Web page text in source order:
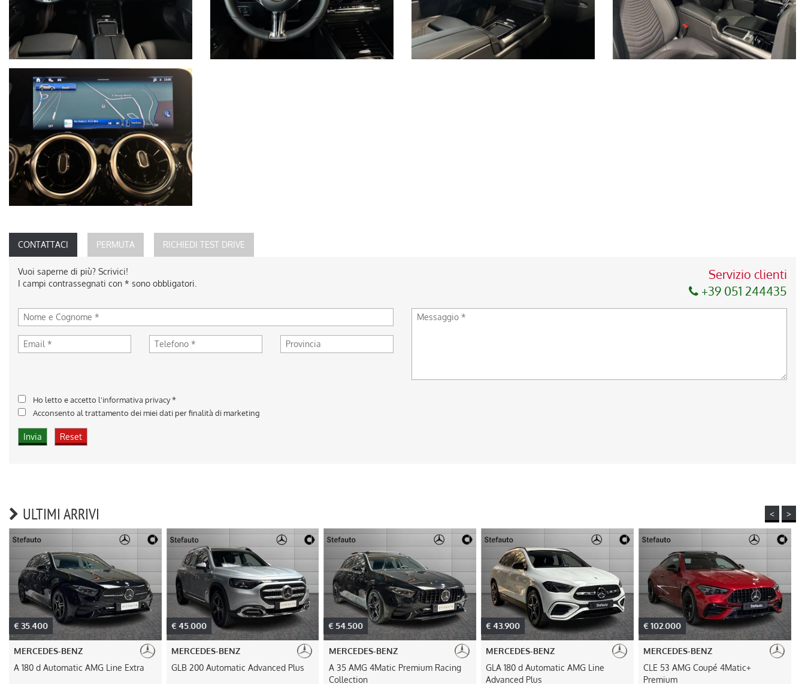
CONTATTACI PERMUTA RICHIEDI TEST DRIVE
Vuoi saperne di più? Scrivici!
I campi contrassegnati con * sono obbligatori.
Servizio clienti
+39 051 244435
Ho letto e accetto l'informativa privacy*
Acconsento al trattamento dei miei dati per finalità di marketing
ULTIMI ARRIVI < >
€ 35.400
MERCEDES-BENZ
A 180 d Automatic AMG Line Extra
€ 45.000
MERCEDES-BENZ
GLB 200 Automatic Advanced Plus
€ 54.500
MERCEDES-BENZ
A 35 AMG 4Matic Premium Racing
Collection
€ 43.900
MERCEDES-BENZ
GLA 180 d Automatic AMG Line
Advanced Plus
€ 102.000
MERCEDES-BENZ
CLE 53 AMG Coupé 4Matic+
Premium